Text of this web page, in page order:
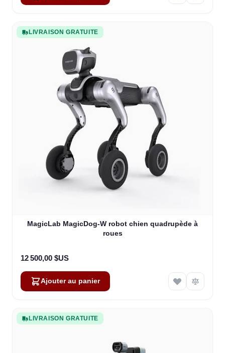
LIVRAISON GRATUITE
MagicLab MagicDog-W robot chien quadrupède à
roues
12 500,00 $US
Ajouter au panier
LIVRAISON GRATUITE